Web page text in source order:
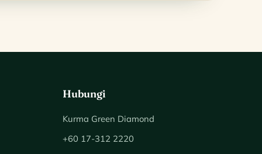
Hubungi
Kurma Green Diamond
+60 17-312 2220